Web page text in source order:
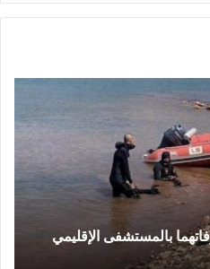
مائي يتحول إلى بؤرة للتلوث